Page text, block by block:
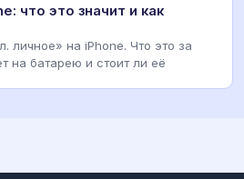
что это значит и как
личное» на iPhone. Что это за
на батарею и стоит ли её